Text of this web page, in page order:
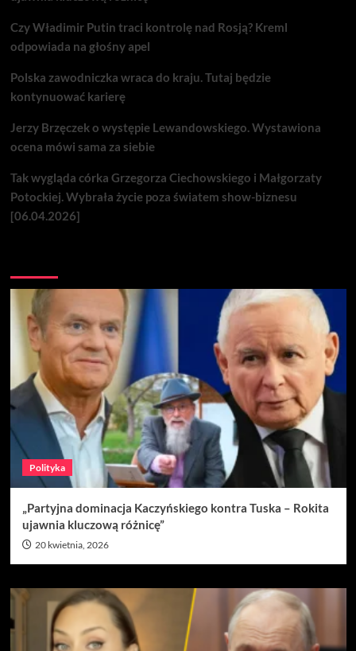
Czy Władimir Putin traci kontrolę nad Rosją? Kreml
odpowiada na głośny apel
Polska zawodniczka wraca do kraju. Tutaj będzie
kontynuować karierę
Jerzy Brzęczek o występie Lewandowskiego. Wystawiona
ocena mówi sama za siebie
Tak wygląda córka Grzegorza Ciechowskiego i Małgorzaty
Potockiej. Wybrała życie poza światem show-biznesu
[06.04.2026]
Polityka
„Partyjna dominacja Kaczyńskiego kontra Tuska – Rokita
ujawnia kluczową różnicę”
20 kwietnia, 2026